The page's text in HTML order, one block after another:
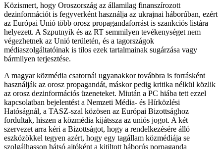
Közismert, hogy Oroszország az államilag finanszírozott
dezinformációt is fegyverként használja az ukrajnai háborúban, ezért
az Európai Unió több orosz propagandaforrást is szankciós listára
helyezett. A Szputnyik és az RT semmilyen tevékenységet nem
végezhetnek az Unió területén, és a tagországok
médiaszolgáltatóinak is tilos ezek tartalmainak sugárzása vagy
bármilyen terjesztése.
A magyar közmédia csatornái ugyanakkor továbbra is forrásként
használják az orosz propagandát, máskor pedig kritika nélkül közlik
az orosz dezinformációs üzeneteket. Miután a PC hiába tett ezzel
kapcsolatban bejelentést a Nemzeti Média- és Hírközlési
Hatóságnál, a TASZ-szal közösen az Európai Bizottsághoz
fordultak, hiszen a közmédia kijátssza az uniós jogot. A két
szervezet arra kéri a Bizottságot, hogy a rendelkezésére álló
eszközökkel tegyen azért, hogy egy tagállam közmédiája se
szolgálhasson hátsó ajtóként a kitiltott háborús porpaganda